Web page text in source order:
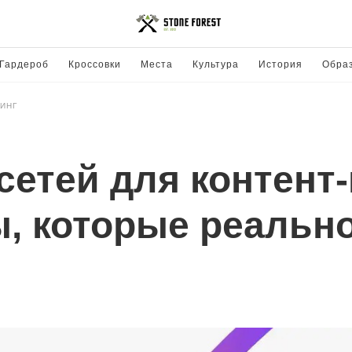
Кроссовки Места Культура История
для
которые